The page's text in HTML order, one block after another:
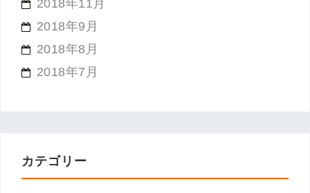
2018年11月
2018年9月
2018年8月
2018年7月
カテゴリー